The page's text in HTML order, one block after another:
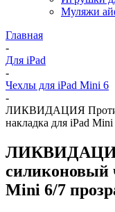
Муляжи
Главная
-
Для iPad
-
Чехлы для iPad Mini 6
-
ЛИКВИДАЦИЯ
накладка для iPad
силиконовый
Mini 6/7